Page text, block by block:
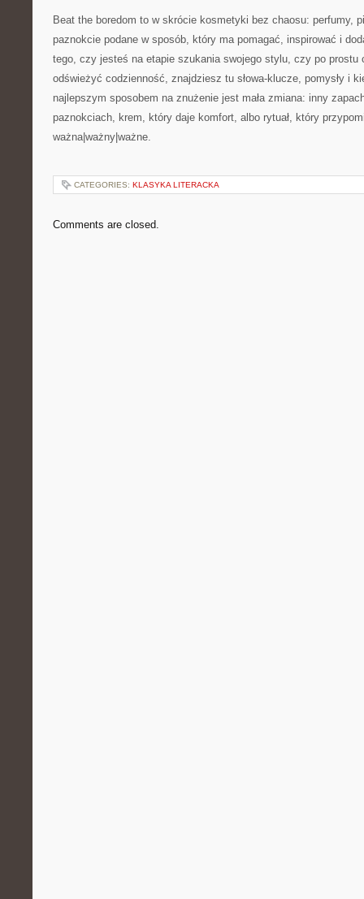
Beat the boredom to w skrócie kosmetyki bez chaosu: perfumy,
paznokcie podane w sposób, który ma pomagać, inspirować i
tego, czy jesteś na etapie szukania swojego stylu, czy po prostu
odświeżyć codzienność, znajdziesz tu słowa-klucze, pomysły i
najlepszym sposobem na znużenie jest mała zmiana: inny
paznokciach, krem, który daje komfort, albo rytuał, który
ważna|ważny|ważne.
CATEGORIES: KLASYKA LITERACKA
Comments are closed.